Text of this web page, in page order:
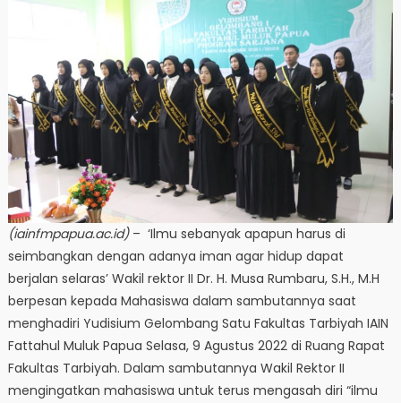
(iainfmpapua.ac.id)– ‘Ilmu sebanyak apapun harus di
seimbangkan dengan adanya iman agar hidup dapat
berjalan selaras’ Wakil rektor II Dr. H. Musa Rumbaru, S.H., M.H
berpesan kepada Mahasiswa dalam sambutannya saat
menghadiri Yudisium Gelombang Satu Fakultas Tarbiyah IAIN
Fattahul Muluk Papua Selasa, 9 Agustus 2022 di Ruang Rapat
Fakultas Tarbiyah. Dalam sambutannya Wakil Rektor II
mengingatkan mahasiswa untuk terus mengasah diri “ilmu